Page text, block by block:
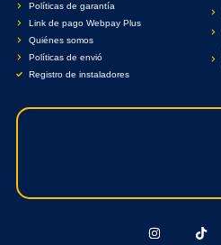
Políticas de garantía
Link de pago Webpay Plus
Quiénes somos
Políticas de envió
Registro de instaladores